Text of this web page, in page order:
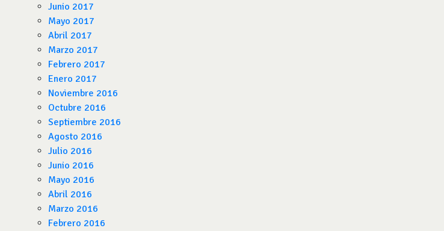
Junio 2017
Mayo 2017
Abril 2017
Marzo 2017
Febrero 2017
Enero 2017
Noviembre 2016
Octubre 2016
Septiembre 2016
Agosto 2016
Julio 2016
Junio 2016
Mayo 2016
Abril 2016
Marzo 2016
Febrero 2016